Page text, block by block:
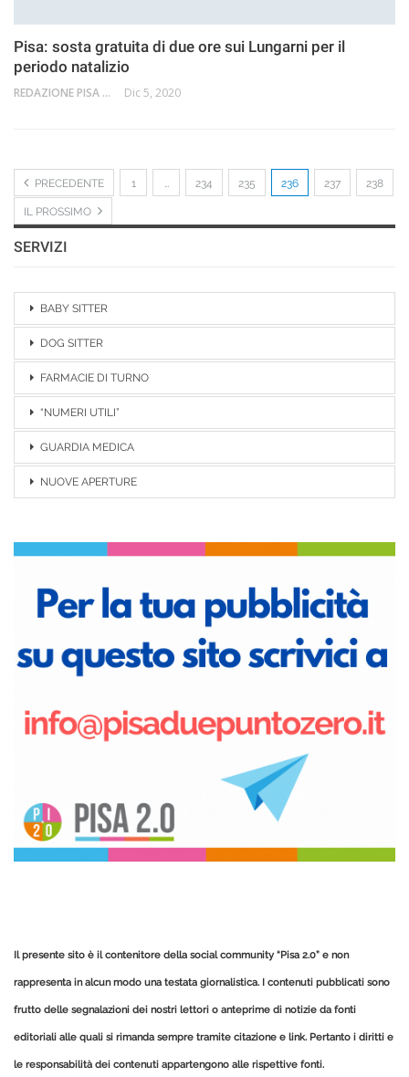
Pisa: sosta gratuita di due ore sui Lungarni per il
periodo natalizio
REDAZIONE PISA 2.0 Dic 5, 2020
PRECEDENTE 1 … 234 235 236 237 238
IL PROSSIMO
SERVIZI
BABY SITTER
DOG SITTER
FARMACIE DI TURNO
“NUMERI UTILI”
GUARDIA MEDICA
NUOVE APERTURE
Il presente sito è il contenitore della social community “Pisa 2.0” e non
rappresenta in alcun modo una testata giornalistica. I contenuti pubblicati sono
frutto delle segnalazioni dei nostri lettori o anteprime di notizie da fonti
editoriali alle quali si rimanda sempre tramite citazione e link. Pertanto i diritti e
le responsabilità dei contenuti appartengono alle rispettive fonti.